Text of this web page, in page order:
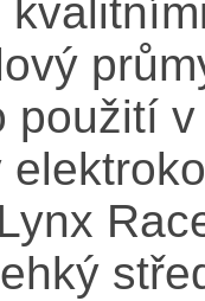
použití